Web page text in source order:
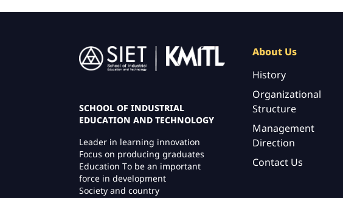
Image
SCHOOL OF INDUSTRIAL
EDUCATION AND TECHNOLOGY
Leader in learning innovation
Focus on producing graduates
Education To be an important
force in development
Society and country
About Us
History
Organizational
Structure
Management
Direction
Contact Us